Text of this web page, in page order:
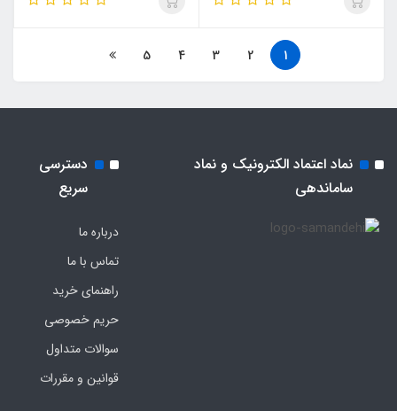
1
2
3
4
5
نماد اعتماد الکترونیک و نماد
ساماندهی
دسترسی
سریع
درباره ما
تماس با ما
راهنمای خرید
حریم خصوصی
سوالات متداول
قوانین و مقررات